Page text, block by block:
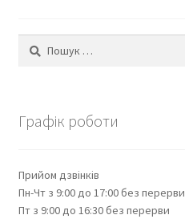
Пошук:
Графік роботи
Прийом дзвінків
Пн-Чт з 9:00 до 17:00 без перерви
Пт з 9:00 до 16:30 без перерви